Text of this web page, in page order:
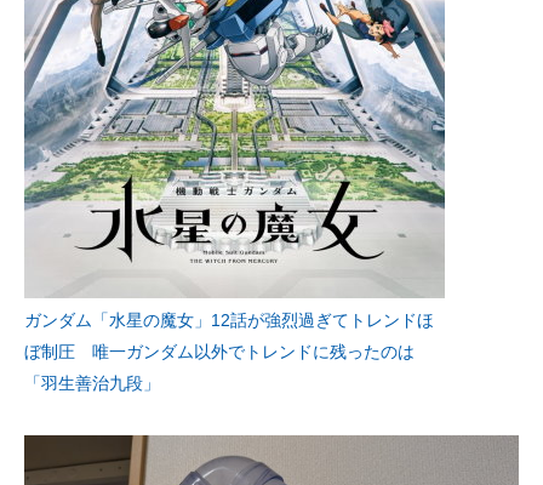
ガンダム「水星の魔女」12話が強烈過ぎてトレンドほ
ぼ制圧 唯一ガンダム以外でトレンドに残ったのは
「羽生善治九段」